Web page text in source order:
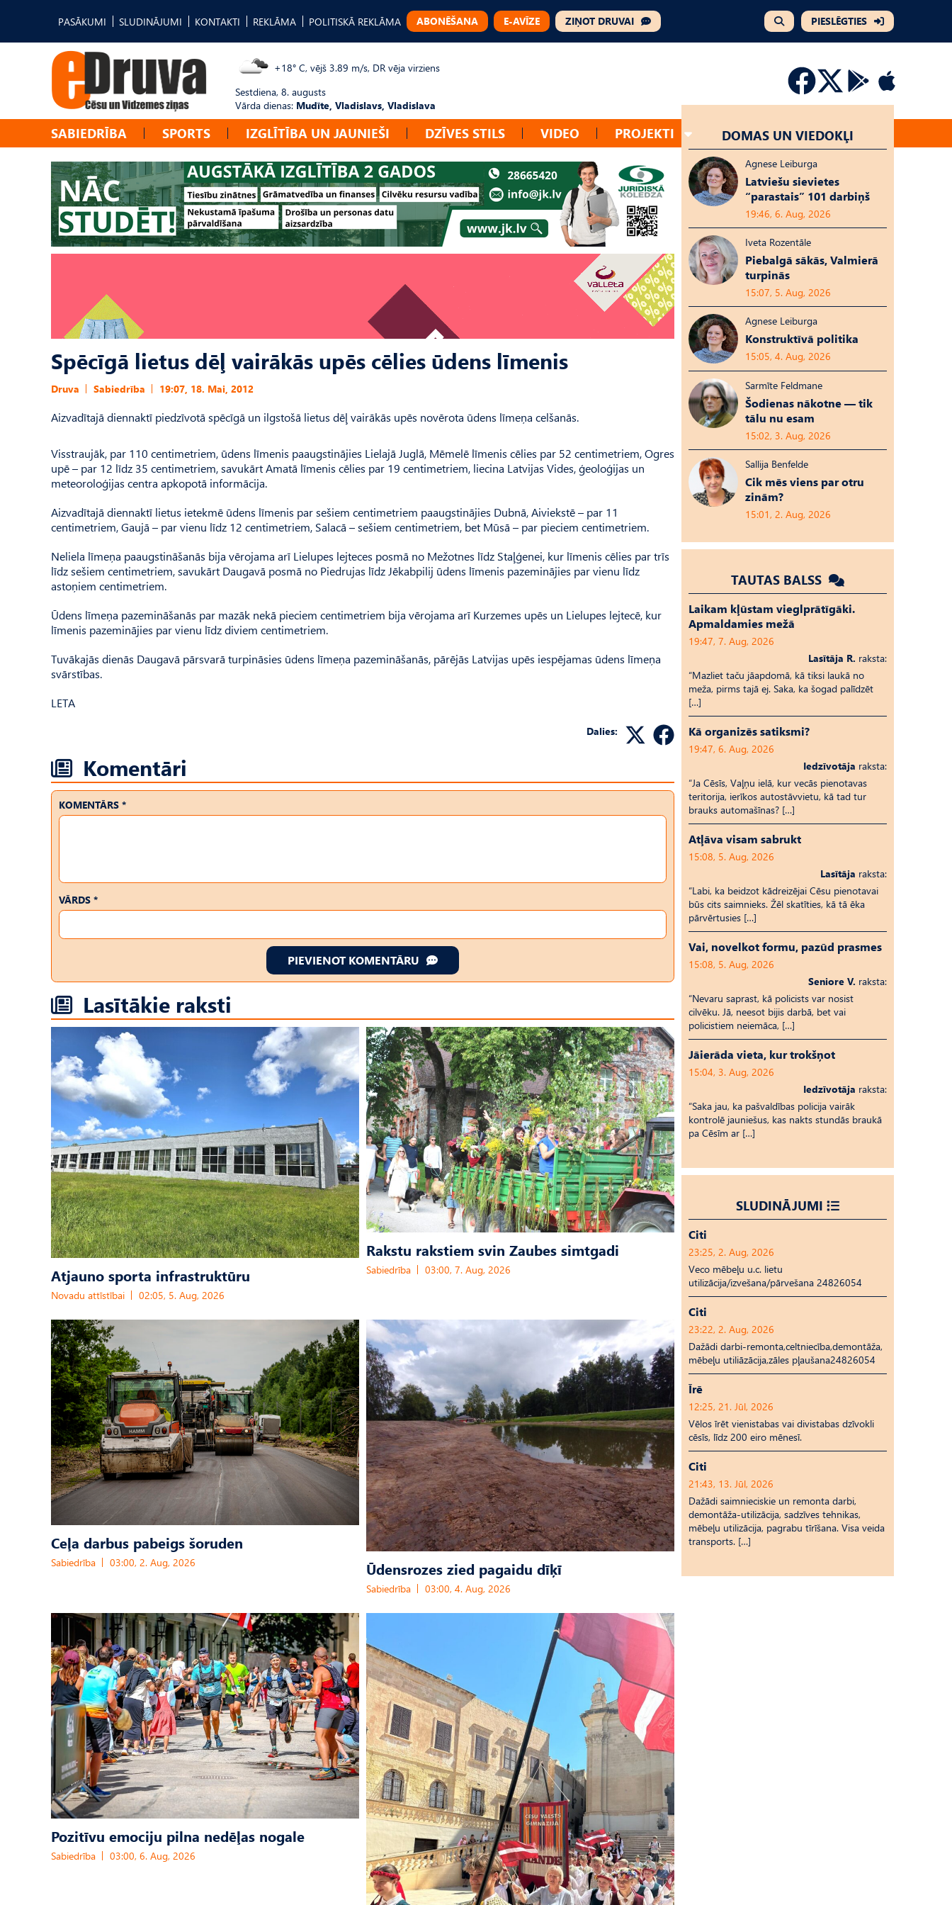
PASĀKUMI SLUDINĀJUMI KONTAKTI REKLĀMA POLITISKĀ REKLĀMA ABONĒŠANA E-AVĪZE ZIŅOT DRUVAI PIESLĒGTIES
+18° C, vējš 3.89 m/s, DR vēja virziens
Sestdiena, 8. augusts
Vārda dienas: Mudīte, Vladislavs, Vladislava
SABIEDRĪBA SPORTS IZGLĪTĪBA UN JAUNIEŠI DZĪVES STILS VIDEO PROJEKTI
Spēcīgā lietus dēļ vairākās upēs cēlies ūdens līmenis
Druva Sabiedrība 19:07, 18. Mai, 2012
Aizvadītajā diennaktī piedzīvotā spēcīgā un ilgstošā lietus dēļ vairākās upēs novērota ūdens līmeņa celšanās.
Visstraujāk, par 110 centimetriem, ūdens līmenis paaugstinājies Lielajā Juglā, Mēmelē līmenis cēlies par 52 centimetriem, Ogres
upē – par 12 līdz 35 centimetriem, savukārt Amatā līmenis cēlies par 19 centimetriem, liecina Latvijas Vides, ģeoloģijas un
meteoroloģijas centra apkopotā informācija.
Aizvadītajā diennaktī lietus ietekmē ūdens līmenis par sešiem centimetriem paaugstinājies Dubnā, Aiviekstē – par 11
centimetriem, Gaujā – par vienu līdz 12 centimetriem, Salacā – sešiem centimetriem, bet Mūsā – par pieciem centimetriem.
Neliela līmeņa paaugstināšanās bija vērojama arī Lielupes lejteces posmā no Mežotnes līdz Staļģenei, kur līmenis cēlies par trīs
līdz sešiem centimetriem, savukārt Daugavā posmā no Piedrujas līdz Jēkabpilij ūdens līmenis pazeminājies par vienu līdz
astoņiem centimetriem.
Ūdens līmeņa pazemināšanās par mazāk nekā pieciem centimetriem bija vērojama arī Kurzemes upēs un Lielupes lejtecē, kur
līmenis pazeminājies par vienu līdz diviem centimetriem.
Tuvākajās dienās Daugavā pārsvarā turpināsies ūdens līmeņa pazemināšanās, pārējās Latvijas upēs iespējamas ūdens līmeņa
svārstības.
LETA
Dalies:
Komentāri
KOMENTĀRS *
VĀRDS *
PIEVIENOT KOMENTĀRU
Lasītākie raksti
Atjauno sporta infrastruktūru
Novadu attīstībai 02:05, 5. Aug, 2026
Rakstu rakstiem svin Zaubes simtgadi
Sabiedrība 03:00, 7. Aug, 2026
Ceļa darbus pabeigs šoruden
Sabiedrība 03:00, 2. Aug, 2026 Ūdensrozes zied pagaidu dīķī
Sabiedrība 03:00, 4. Aug, 2026
Pozitīvu emociju pilna nedēļas nogale
Sabiedrība 03:00, 6. Aug, 2026
DOMAS UN VIEDOKĻI
Agnese Leiburga
Latviešu sievietes
“parastais” 101 darbiņš
19:46, 6. Aug, 2026
Iveta Rozentāle
Piebalgā sākās, Valmierā
turpinās
15:07, 5. Aug, 2026
Agnese Leiburga
Konstruktīvā politika
15:05, 4. Aug, 2026
Sarmīte Feldmane
Šodienas nākotne — tik
tālu nu esam
15:02, 3. Aug, 2026
Sallija Benfelde
Cik mēs viens par otru
zinām?
15:01, 2. Aug, 2026
TAUTAS BALSS
Laikam kļūstam vieglprātīgāki.
Apmaldamies mežā
19:47, 7. Aug, 2026
Lasītāja R. raksta:
“Mazliet taču jāapdomā, kā tiksi laukā no
meža, pirms tajā ej. Saka, ka šogad palīdzēt
[…]
Kā organizēs satiksmi?
19:47, 6. Aug, 2026
Iedzīvotāja raksta:
“Ja Cēsīs, Vaļņu ielā, kur vecās pienotavas
teritorija, ierīkos autostāvvietu, kā tad tur
brauks automašīnas? […]
Atļāva visam sabrukt
15:08, 5. Aug, 2026
Lasītāja raksta:
“Labi, ka beidzot kādreizējai Cēsu pienotavai
būs cits saimnieks. Žēl skatīties, kā tā ēka
pārvērtusies […]
Vai, novelkot formu, pazūd prasmes
15:08, 5. Aug, 2026
Seniore V. raksta:
“Nevaru saprast, kā policists var nosist
cilvēku. Jā, neesot bijis darbā, bet vai
policistiem neiemāca, […]
Jāierāda vieta, kur trokšņot
15:04, 3. Aug, 2026
Iedzīvotāja raksta:
“Saka jau, ka pašvaldības policija vairāk
kontrolē jauniešus, kas nakts stundās braukā
pa Cēsīm ar […]
SLUDINĀJUMI
Citi
23:25, 2. Aug, 2026
Veco mēbeļu u.c. lietu
utilizācija/izvešana/pārvešana 24826054
Citi
23:22, 2. Aug, 2026
Dažādi darbi-remonta,celtniecība,demontāža,
mēbeļu utiliāzācija,zāles pļaušana24826054
Īrē
12:25, 21. Jūl, 2026
Vēlos īrēt vienistabas vai divistabas dzīvokli
cēsīs, līdz 200 eiro mēnesī.
Citi
21:43, 13. Jūl, 2026
Dažādi saimnieciskie un remonta darbi,
demontāža-utilizācija, sadzīves tehnikas,
mēbeļu utilizācija, pagrabu tīrīšana. Visa veida
transports. […]